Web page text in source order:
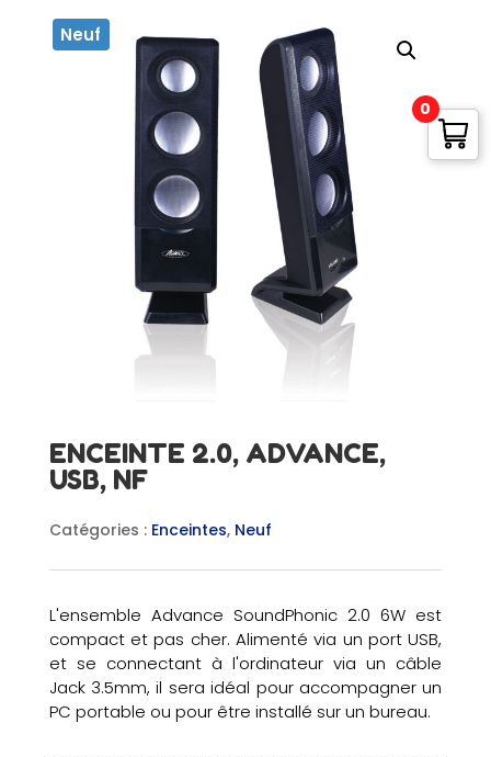
Neuf
ENCEINTE 2.0, ADVANCE,
USB, NF
Catégories : Enceintes, Neuf
L'ensemble Advance SoundPhonic 2.0 6W est
compact et pas cher. Alimenté via un port USB,
et se connectant à l'ordinateur via un câble
Jack 3.5mm, il sera idéal pour accompagner un
PC portable ou pour être installé sur un bureau.
0